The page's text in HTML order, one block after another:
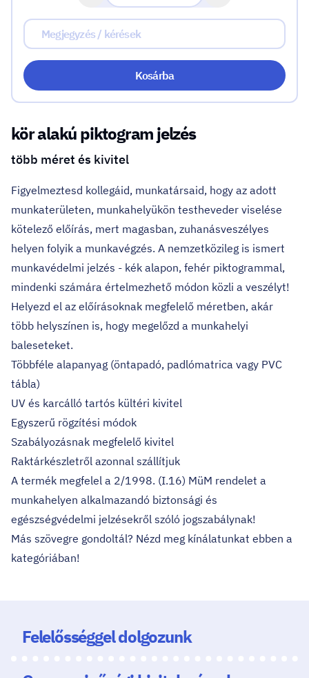
Kosárba
kör alakú piktogram jelzés
több méret és kivitel
Figyelmeztesd kollegáid, munkatársaid, hogy az adott
munkaterületen, munkahelyükön testheveder viselése
kötelező előírás, mert magasban, zuhanásveszélyes
helyen folyik a munkavégzés. A nemzetközileg is ismert
munkavédelmi jelzés - kék alapon, fehér piktogrammal,
mindenki számára értelmezhető módon közli a veszélyt!
Helyezd el az előírásoknak megfelelő méretben, akár
több helyszínen is, hogy megelőzd a munkahelyi
baleseteket.
Többféle alapanyag (öntapadó, padlómatrica vagy PVC
tábla)
UV és karcálló tartós kültéri kivitel
Egyszerű rögzítési módok
Szabályozásnak megfelelő kivitel
Raktárkészletről azonnal szállítjuk
A termék megfelel a 2/1998. (I.16) MüM rendelet a
munkahelyen alkalmazandó biztonsági és
egészségvédelmi jelzésekről szóló jogszabálynak!
Más szövegre gondoltál? Nézd meg kínálatunkat ebben a
kategóriában!
Felelősséggel dolgozunk